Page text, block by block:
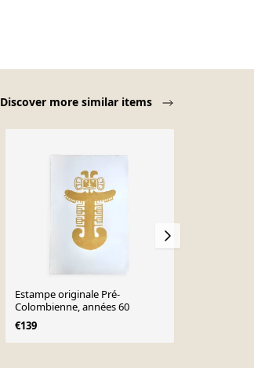
Discover more similar items
Estampe originale Pré-
Colombienne, années 60
€139